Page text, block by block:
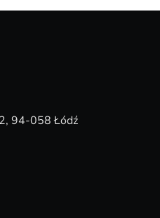
94-058 Łódź